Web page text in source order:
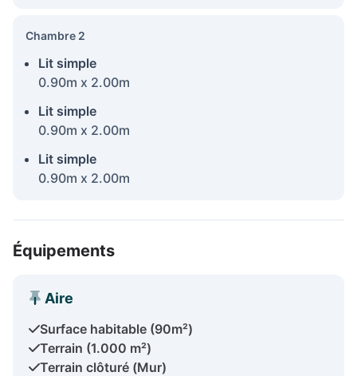
Chambre 2
Lit simple
0.90m x 2.00m
Lit simple
0.90m x 2.00m
Lit simple
0.90m x 2.00m
Équipements
Aire
Surface habitable (90m²)
Terrain (1.000 m²)
Terrain clôturé (Mur)